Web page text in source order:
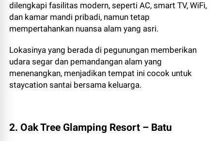
dilengkapi fasilitas modern, seperti AC, smart TV, WiFi,
dan kamar mandi pribadi, namun tetap
mempertahankan nuansa alam yang asri.
Lokasinya yang berada di pegunungan memberikan
udara segar dan pemandangan alam yang
menenangkan, menjadikan tempat ini cocok untuk
staycation santai bersama keluarga.
2. Oak Tree Glamping Resort – Batu